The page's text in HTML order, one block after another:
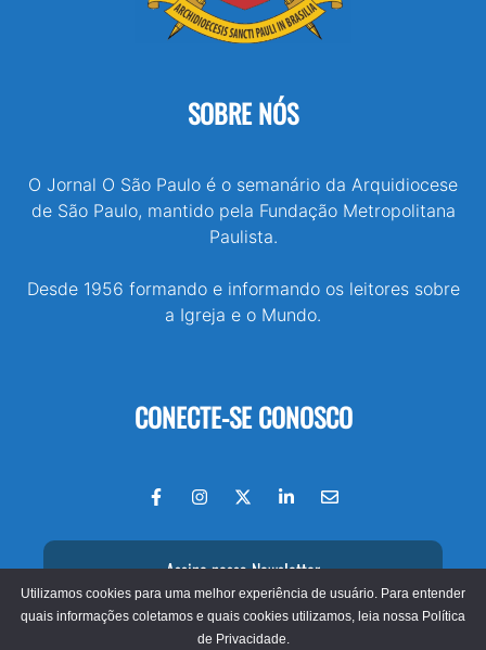
SOBRE NÓS
O Jornal O São Paulo é o semanário da Arquidiocese
de São Paulo, mantido pela Fundação Metropolitana
Paulista.
Desde 1956 formando e informando os leitores sobre
a Igreja e o Mundo.
CONECTE-SE CONOSCO
Assine nossa Newsletter
Utilizamos cookies para uma melhor experiência de usuário. Para entender
quais informações coletamos e quais cookies utilizamos, leia nossa Política
de Privacidade.